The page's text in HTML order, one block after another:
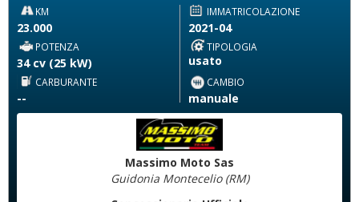
KM
23.000
IMMATRICOLAZIONE
2021-04
POTENZA
34 cv (25 kW)
TIPOLOGIA
usato
CARBURANTE
--
CAMBIO
manuale
Massimo Moto Sas
Guidonia Montecelio (RM)